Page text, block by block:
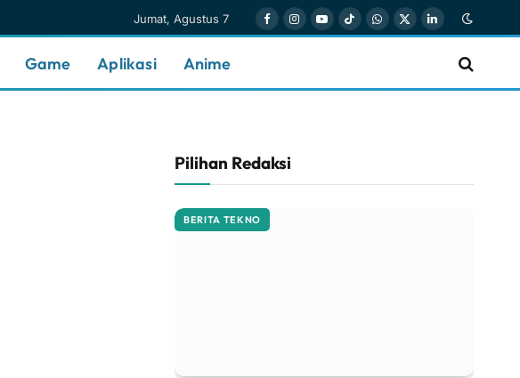
Jumat, Agustus 7
FacebookInstagram
YouTube
TikTokWhatsApp
X
LinkedIn
Game Aplikasi Anime
Pilihan Redaksi
BERITA TEKNO